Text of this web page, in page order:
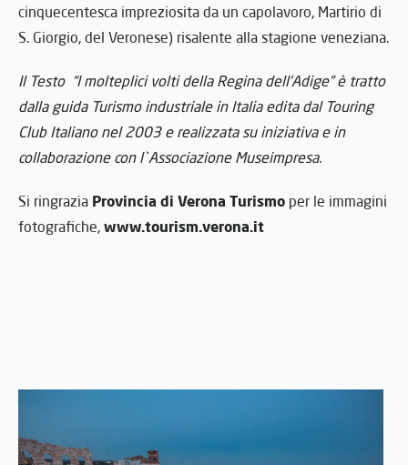
cinquecentesca impreziosita da un capolavoro, Martirio di
S. Giorgio, del Veronese) risalente alla stagione veneziana.
Il Testo “I molteplici volti della Regina dell’Adige” è tratto
dalla guida Turismo industriale in Italia edita dal Touring
Club Italiano nel 2003 e realizzata su iniziativa e in
collaborazione con l`Associazione Museimpresa.
Si ringrazia Provincia di Verona Turismo per le immagini
fotografiche, www.tourism.verona.it